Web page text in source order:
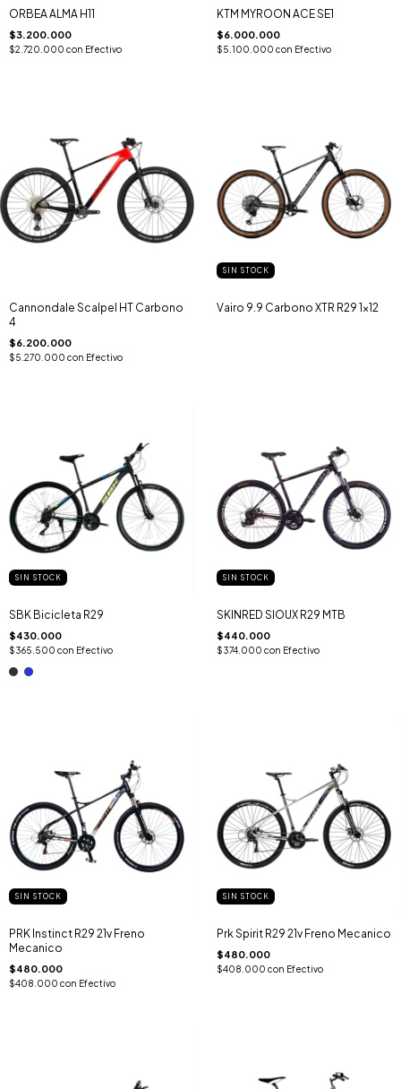
ORBEA ALMA H11
$3.200.000
$2.720.000 con Efectivo
KTM MYROON ACE SE1
$6.000.000
$5.100.000 con Efectivo
Cannondale Scalpel HT Carbono
4
$6.200.000
$5.270.000 con Efectivo
SIN STOCK
Vairo 9.9 Carbono XTR R29 1x12
SIN STOCK
SBK Bicicleta R29
$430.000
$365.500 con Efectivo
SIN STOCK
SKINRED SIOUX R29 MTB
$440.000
$374.000 con Efectivo
SIN STOCK
PRK Instinct R29 21v Freno
Mecanico
$480.000
$408.000 con Efectivo
SIN STOCK
Prk Spirit R29 21v Freno Mecanico
$480.000
$408.000 con Efectivo